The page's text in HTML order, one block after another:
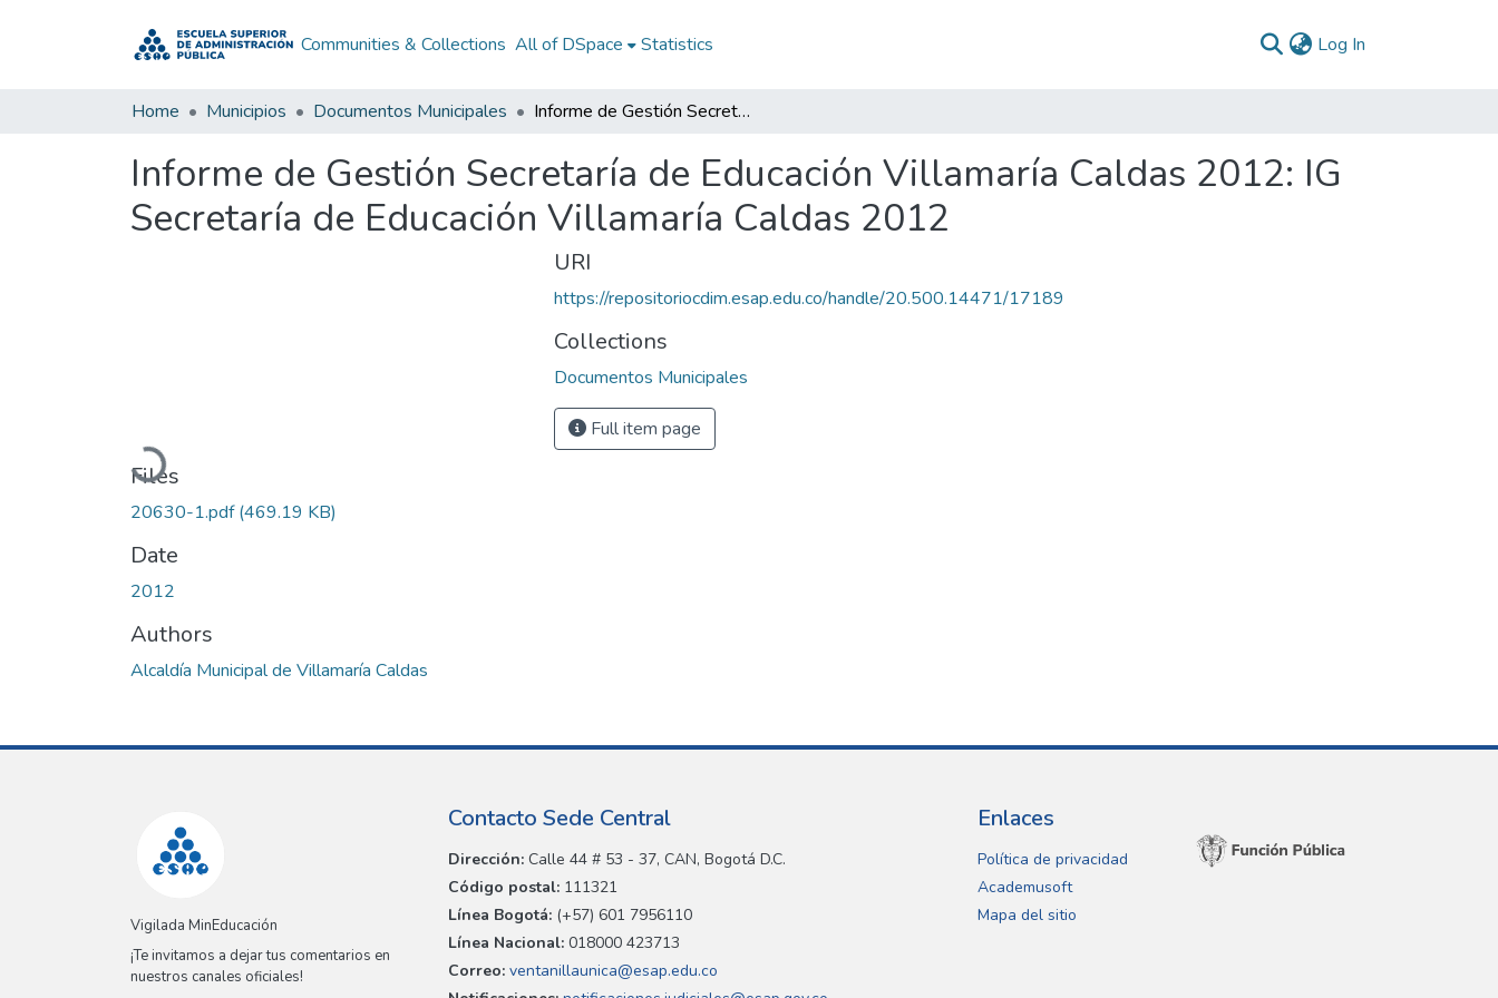
Communities & Collections All of DSpace Statistics Log In
Home Municipios Documentos Municipales Informe de Gestión Secretaría de Educación Villamaría Caldas 2012: IG Secretaría de Educación Villamaría Caldas 2012
Informe de Gestión Secretaría de Educación Villamaría Caldas 2012: IG
Secretaría de Educación Villamaría Caldas 2012
Loading...
Files
20630-1.pdf(469.19 KB)
Date
2012
Authors
Alcaldía Municipal de Villamaría Caldas
URI
https://repositoriocdim.esap.edu.co/handle/20.500.14471/17189
Collections
Documentos Municipales
Full item page
Vigilada MinEducación
¡Te invitamos a dejar tus comentarios en
nuestros canales oficiales!
Contacto Sede Central
Dirección: Calle 44 # 53 - 37, CAN, Bogotá D.C.
Código postal: 111321
Línea Bogotá: (+57) 601 7956110
Línea Nacional: 018000 423713
Correo: ventanillaunica@esap.edu.co
Enlaces
Política de privacidad
Academusoft
Mapa del sitio